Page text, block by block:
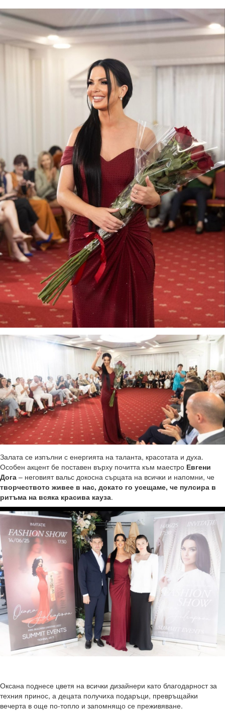
Залата се изпълни с енергията на таланта, красотата и духа.
Особен акцент бе поставен върху почитта към маестро Евгени
Дога – неговият вальс докосна сърцата на всички и напомни, че
творчеството живее в нас, докато го усещаме, че пулсира в
ритъма на всяка красива кауза.
Оксана поднесе цветя на всички дизайнери като благодарност за
техния принос, а децата получиха подаръци, превръщайки
вечерта в още по-топло и запомнящо се преживяване.